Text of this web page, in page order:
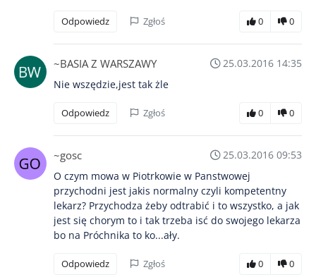
Odpowiedz Zgłoś 0 0
~BASIA Z WARSZAWY
25.03.2016 14:35
Nie wszędzie,jest tak żle
Odpowiedz Zgłoś 0 0
~gosc
25.03.2016 09:53
O czym mowa w Piotrkowie w Panstwowej
przychodni jest jakis normalny czyli kompetentny
lekarz? Przychodza żeby odtrabić i to wszystko, a jak
jest się chorym to i tak trzeba isć do swojego lekarza
bo na Próchnika to ko...ały.
Odpowiedz Zgłoś 0 0